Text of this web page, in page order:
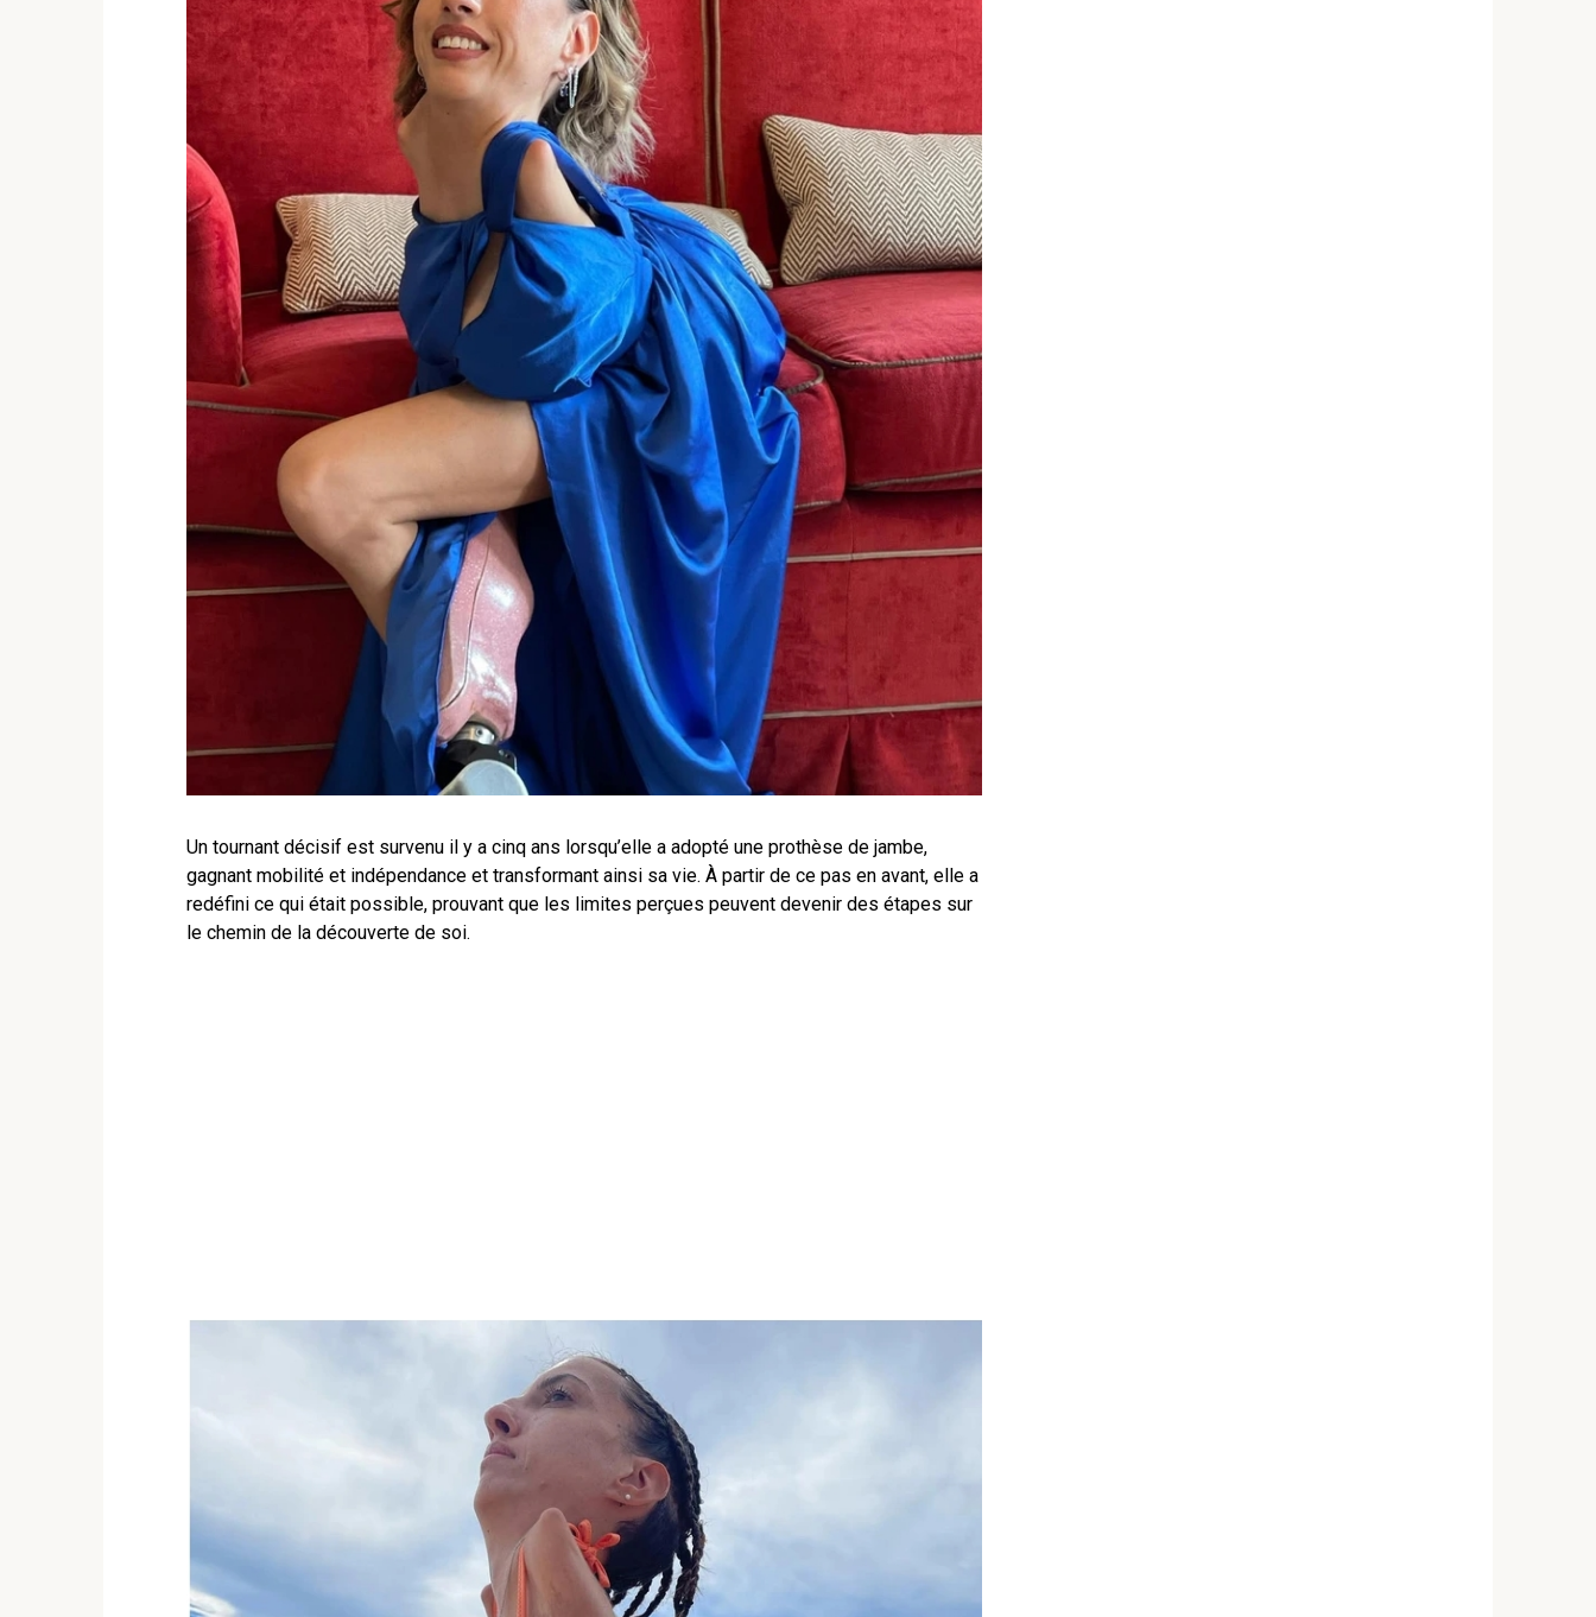
Un tournant décisif est survenu il y a cinq ans lorsqu’elle a adopté une prothèse de jambe,
gagnant mobilité et indépendance et transformant ainsi sa vie. À partir de ce pas en avant, elle a
redéfini ce qui était possible, prouvant que les limites perçues peuvent devenir des étapes sur
le chemin de la découverte de soi.